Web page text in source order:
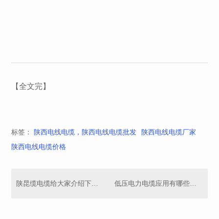
【全文完】
标签： 陕西电线电缆，陕西电线电缆批发
陕西电线电缆厂家
陕西电线电缆价格